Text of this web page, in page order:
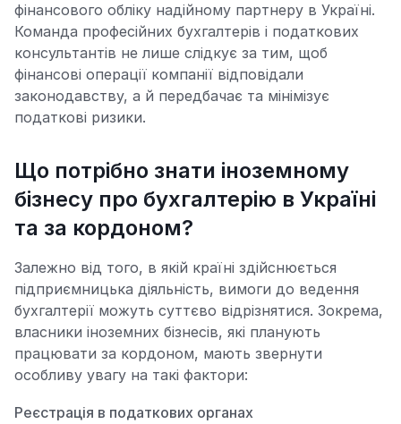
фінансового обліку надійному партнеру в Україні.
Команда професійних бухгалтерів і податкових
консультантів не лише слідкує за тим, щоб
фінансові операції компанії відповідали
законодавству, а й передбачає та мінімізує
податкові ризики.
Що потрібно знати іноземному
бізнесу про бухгалтерію в Україні
та за кордоном?
Залежно від того, в якій країні здійснюється
підприємницька діяльність, вимоги до ведення
бухгалтерії можуть суттєво відрізнятися. Зокрема,
власники іноземних бізнесів, які планують
працювати за кордоном, мають звернути
особливу увагу на такі фактори:
Реєстрація в податкових органах